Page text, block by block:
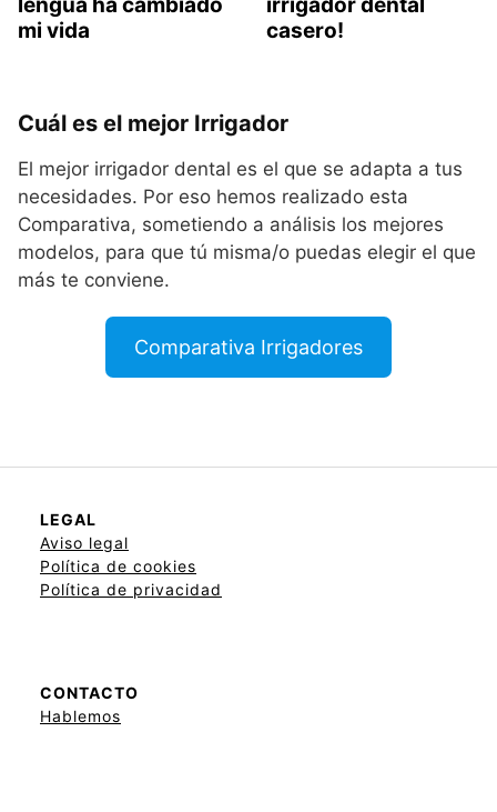
lengua ha cambiado
mi vida
irrigador dental
casero!
Cuál es el mejor Irrigador
El mejor irrigador dental es el que se adapta a tus
necesidades. Por eso hemos realizado esta
Comparativa, sometiendo a análisis los mejores
modelos, para que tú misma/o puedas elegir el que
más te conviene.
Comparativa Irrigadores
LEGAL
Aviso legal
Política de cookies
Política de privacidad
CONTACTO
Hablemos